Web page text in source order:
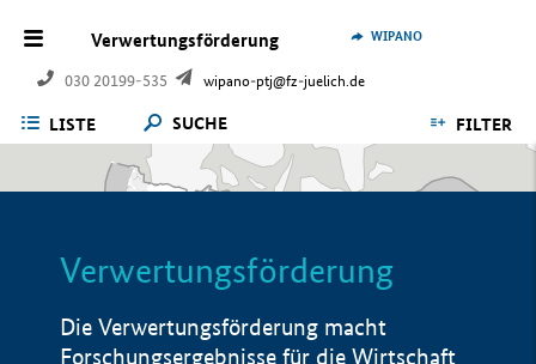
Verwertungsförderung
030 20199-535 wipano-ptj@fz-juelich.de
WIPANO
LISTE SUCHE FILTER
Verwertungsförderung
Die Verwertungsförderung macht
Forschungsergebnisse für die Wirtschaft